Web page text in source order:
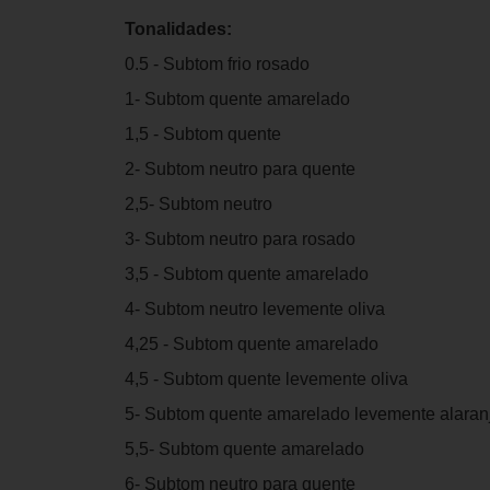
Tonalidades:
0.5 - Subtom frio rosado
1- Subtom quente amarelado
1,5 - Subtom quente
2- Subtom neutro para quente
2,5- Subtom neutro
3- Subtom neutro para rosado
3,5 - Subtom quente amarelado
4- Subtom neutro levemente oliva
4,25 - Subtom quente amarelado
4,5 - Subtom quente levemente oliva
5- Subtom quente amarelado levemente
5,5- Subtom quente amarelado
6- Subtom neutro para quente